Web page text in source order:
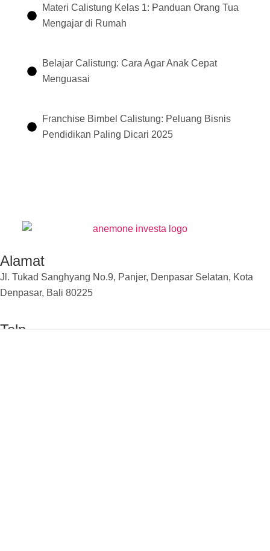
Materi Calistung Kelas 1: Panduan Orang Tua
Mengajar di Rumah
Belajar Calistung: Cara Agar Anak Cepat
Menguasai
Franchise Bimbel Calistung: Peluang Bisnis
Pendidikan Paling Dicari 2025
Alamat
Jl. Tukad Sanghyang No.9, Panjer, Denpasar Selatan, Kota
Denpasar, Bali 80225
Telp